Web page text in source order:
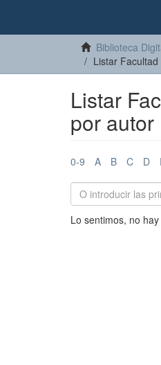
Biblioteca
Listar
Listar
por autor
0-9 A B C D
Lo sentimos, no